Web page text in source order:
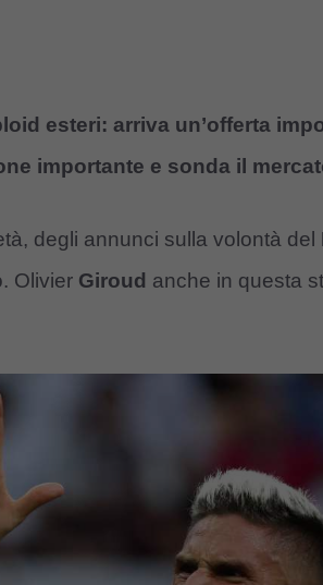
esteri: arriva un’offerta
importante e sonda il
degli annunci sulla volontà del
Olivier Giroud anche in questa